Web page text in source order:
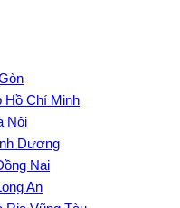
Hồ Chí Minh
Nội
Dương
Nai
An